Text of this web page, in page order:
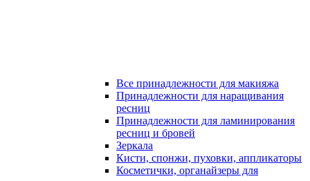
Все принадлежности для макияжа
Принадлежности для наращивания
ресниц
Принадлежности для ламинирования
ресниц и бровей
Зеркала
Кисти, спонжи, пуховки, аппликаторы
Косметички, органайзеры для